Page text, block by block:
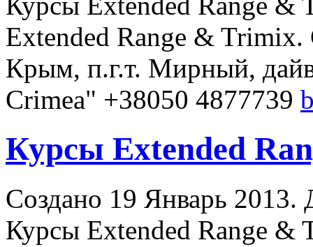
Extended Range & Trimix.
Крым, п.г.т. Мирный,
Crimea" +38050 4877739
Курсы Extended
Создано 19 Январь 2013.
Курсы Extended Range &